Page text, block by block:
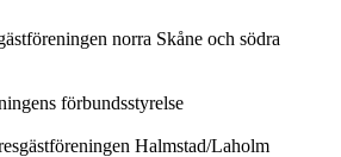
norra Skåne och södra
förbundsstyrelse
Halmstad/Laholm